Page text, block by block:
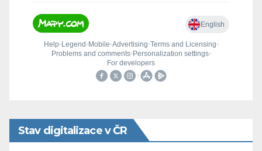
Stav digitalizace v ČR